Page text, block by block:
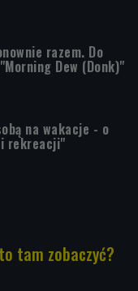
razem. Do
Dew (Donk)"
na wakacje - o
rekreacji"
tam zobaczyć?